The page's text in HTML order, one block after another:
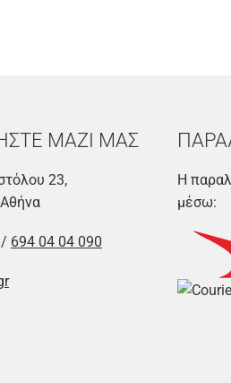
ΜΑΖΙ ΜΑΣ
23,
/ 694 04 04 090
Η
μέσω: